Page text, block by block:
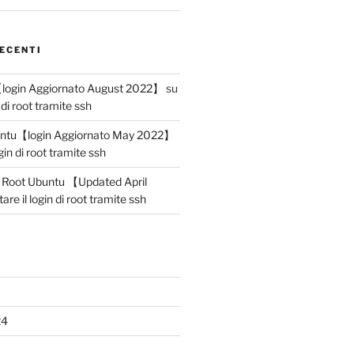
Aggiornato August 2022】
su
root tramite ssh
【login Aggiornato May 2022】
di root tramite ssh
Ubuntu 【Updated April
il login di root tramite ssh